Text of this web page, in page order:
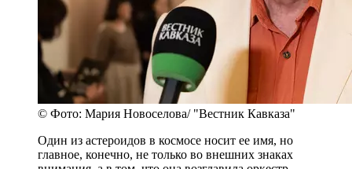
© Фото: Мария Новоселова/ "Вестник Кавказа"
Один из астероидов в космосе носит ее имя, но
главное, конечно, не только во внешних знаках